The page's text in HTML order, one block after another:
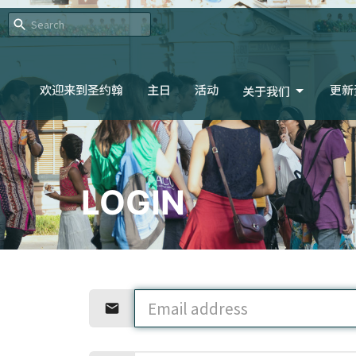
欢迎来到圣约翰 主日 活动 关于我们 更
LOGIN